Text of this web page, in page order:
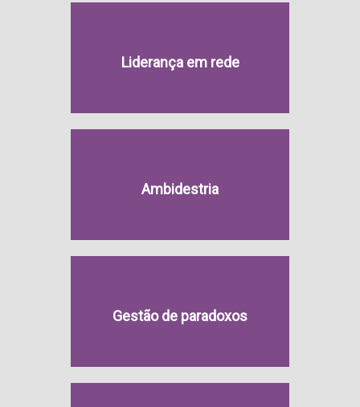
Liderança em rede
Ambidestria
Gestão de paradoxos